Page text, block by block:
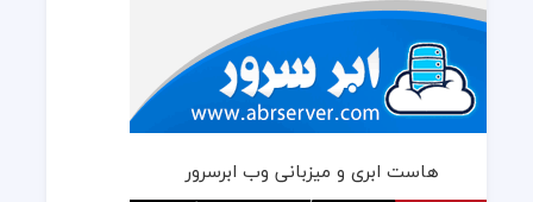
هاست ابری و میزبانی وب ابرسرور